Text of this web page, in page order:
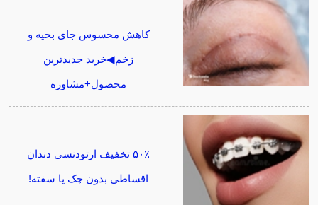
کاهش محسوس جای بخیه و
زخم◀خرید جدیدترین
محصول+مشاوره
۵۰٪ تخفیف ارتودنسی دندان
اقساطی بدون چک یا سفته!